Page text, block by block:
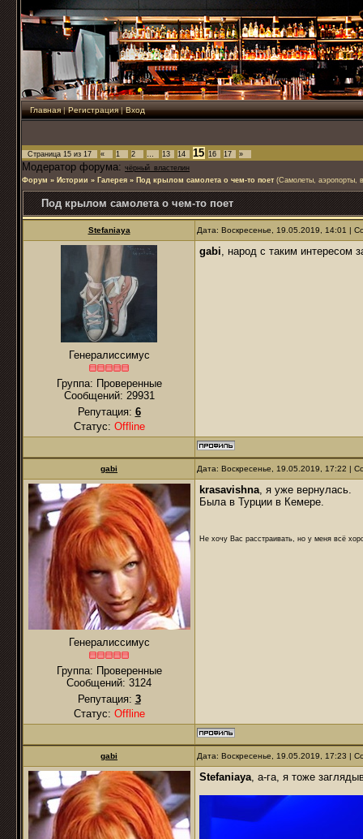
Главная|Регистрация|Вход
Страница 15 из 17 « 1 2 … 13 14 15 16 17 »
Модератор форума: чёрный_властелин
Форум » Истории » Галерея » Под крылом самолета о чем-то поет (Самолеты, аэропорты,
Под крылом самолета о чем-то поет
Stefaniaya Дата: Воскресенье, 19.05.2019, 14:01 |
Генералиссимус
Группа: Проверенные
Сообщений: 29931
Репутация: 6
Статус: Offline
gabi, народ с таким интересом
gabi Дата: Воскресенье, 19.05.2019, 17:22 |
Генералиссимус
Группа: Проверенные
Сообщений: 3124
Репутация: 3
Статус: Offline
krasavishna, я уже вернулась.
Была в Турции в Кемере.
Не хочу Вас расстраивать, но у меня всё
gabi Дата: Воскресенье, 19.05.2019, 17:23 |
Stefaniaya, а-га, я тоже